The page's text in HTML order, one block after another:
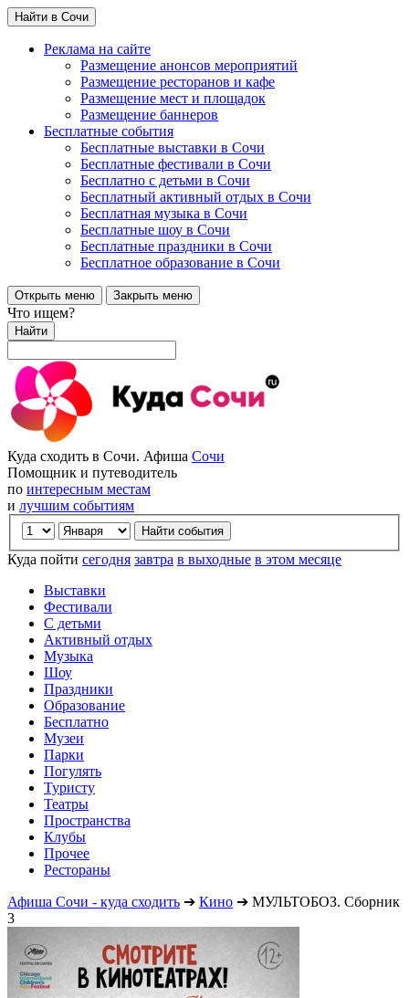
Найти в Сочи
Реклама на сайте
Размещение анонсов мероприятий
Размещение ресторанов и кафе
Размещение мест и площадок
Размещение баннеров
Бесплатные события
Бесплатные выставки в Сочи
Бесплатные фестивали в Сочи
Бесплатно с детьми в Сочи
Бесплатный активный отдых в Сочи
Бесплатная музыка в Сочи
Бесплатные шоу в Сочи
Бесплатные праздники в Сочи
Бесплатное образование в Сочи
Открыть меню Закрыть меню
Что ищем?
Найти
Куда сходить в Сочи. Афиша Сочи
Помощник и путеводитель
по интересным местам
и лучшим событиям
Куда пойти сегодня завтра в выходные в этом месяце
Выставки
Фестивали
С детьми
Активный отдых
Музыка
Шоу
Праздники
Образование
Бесплатно
Музеи
Парки
Погулять
Туристу
Театры
Пространства
Клубы
Прочее
Рестораны
Афиша Сочи - куда сходить ➔ Кино ➔ МУЛЬТОБОЗ. Сборник
3